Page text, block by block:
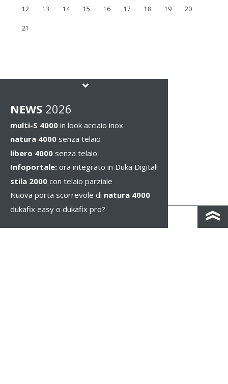
12 13 14 15 16 17 18 19 20
21
NEWS 2026
multi-S 4000 in look acciaio inox
natura 4000 senza telaio
libero 4000 senza telaio
Infoportale: ora integrato in Duka Digital!
stila 2000 con telaio parziale
Nuova porta scorrevole di natura 4000
dukafix easy o dukafix pro?